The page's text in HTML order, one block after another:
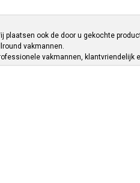
plaatsen ook de door u gekochte
vakmannen.
vakmannen, klantvriendelijk